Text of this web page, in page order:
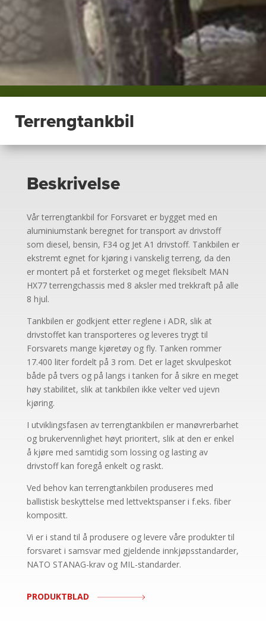
Terrengtankbil
Beskrivelse
Vår terrengtankbil for Forsvaret er bygget med en
aluminiumstank beregnet for transport av drivstoff
som diesel, bensin, F34 og Jet A1 drivstoff. Tankbilen er
ekstremt egnet for kjøring i vanskelig terreng, da den
er montert på et forsterket og meget fleksibelt MAN
HX77 terrengchassis med 8 aksler med trekkraft på alle
8 hjul.
Tankbilen er godkjent etter reglene i ADR, slik at
drivstoffet kan transporteres og leveres trygt til
Forsvarets mange kjøretøy og fly. Tanken rommer
17.400 liter fordelt på 3 rom. Det er laget skvulpeskot
både på tvers og på langs i tanken for å sikre en meget
høy stabilitet, slik at tankbilen ikke velter ved ujevn
kjøring.
I utviklingsfasen av terrengtankbilen er manøvrerbarhet
og brukervennlighet høyt prioritert, slik at den er enkel
å kjøre med samtidig som lossing og lasting av
drivstoff kan foregå enkelt og raskt.
Ved behov kan terrengtankbilen produseres med
ballistisk beskyttelse med lettvektspanser i f.eks. fiber
kompositt.
Vi er i stand til å produsere og levere våre produkter til
forsvaret i samsvar med gjeldende innkjøpsstandarder,
NATO STANAG-krav og MIL-standarder.
PRODUKTBLAD